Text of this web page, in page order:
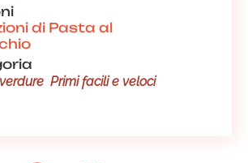
di Pasta al
Primi facili e veloci